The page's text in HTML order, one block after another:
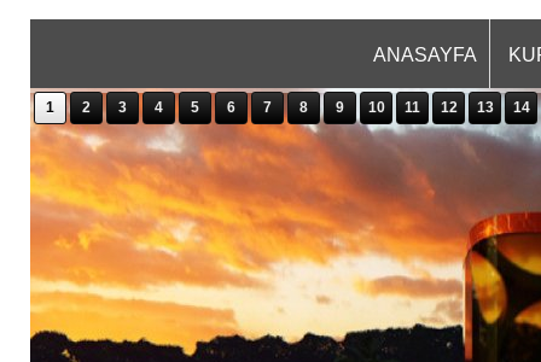
ANASAYFA
1 2 3 4 5 6 7 8 9 10 11 12 13 14